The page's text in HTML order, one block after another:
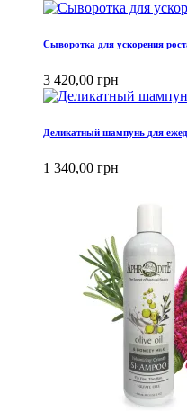
Сыворотка для ускорения
3 420,00 грн
Деликатный шампунь для
1 340,00 грн